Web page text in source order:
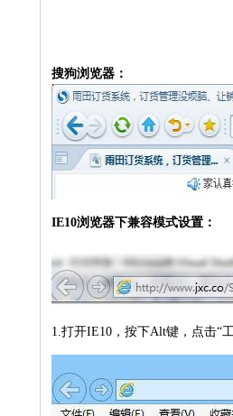
搜狗浏览器：
IE10浏览器下兼容模式设置：
1.打开IE10，按下Alt键，点击“